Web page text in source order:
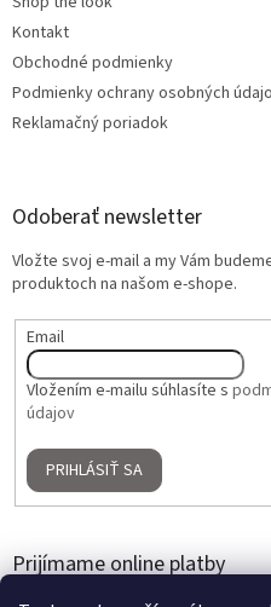
Kontakt
Obchodné podmienky
Podmienky ochrany osobných
Reklamačný poriadok
Odoberať newsletter
Vložte svoj e-mail a my Vám
produktoch na našom e-shope.
Email
Vložením e-mailu súhlasíte s
údajov
PRIHLÁSIŤ SA
Prijímame online platby